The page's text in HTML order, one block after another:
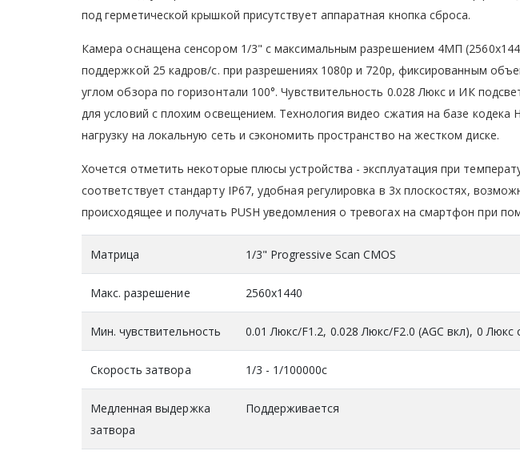
под герметической крышкой присутствует аппаратная кнопка сброса.
Камера оснащена сенсором 1/3" с максимальным разрешением 4МП
поддержкой 25 кадров/с. при разрешениях 1080р и 720р, фиксированным
углом обзора по горизонтали 100°. Чувствительность 0.028 Люкс и ИК
для условий с плохим освещением. Технология видео сжатия на базе кодека
нагрузку на локальную сеть и сэкономить пространство на жестком
Хочется отметить некоторые плюсы устройства - эксплуатация при
соответствует стандарту IP67, удобная регулировка в 3х плоскостях,
происходящее и получать PUSH уведомления о тревогах на смартфон при
Матрица 1/3" Progressive Scan CMOS
Макс. разрешение 2560x1440
Мин. чувствительность 0.01 Люкс/F1.2, 0.028 Люкс/F2.0 (AGC вкл), 0 Люкс
Скорость затвора 1/3 - 1/100000с
Медленная выдержка
затвора
Поддерживается